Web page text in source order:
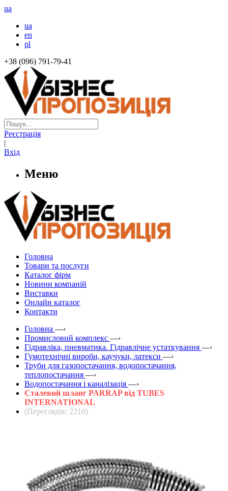
ua
ua
en
pl
+38 (096) 791-79-41
Реєстрація
|
Вхід
Меню
Головна
Товари та послуги
Каталог фірм
Новини компаній
Виставки
Онлайн каталог
Контакти
Головна —›
Промисловий комплекс —›
Гідравліка, пневматика. Гідравлічне устаткування —›
Гумотехнічні вироби, каучуки, латекси —›
Труби для газопостачання, водопостачання,
теплопостачання —›
Водопостачання і каналізація —›
Сталевий шланг PARRAP від TUBES
INTERNATIONAL
(Переглядів: 2210)